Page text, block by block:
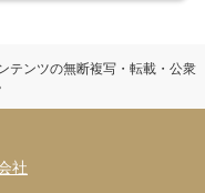
テンツの無断複写・転載・公衆
社